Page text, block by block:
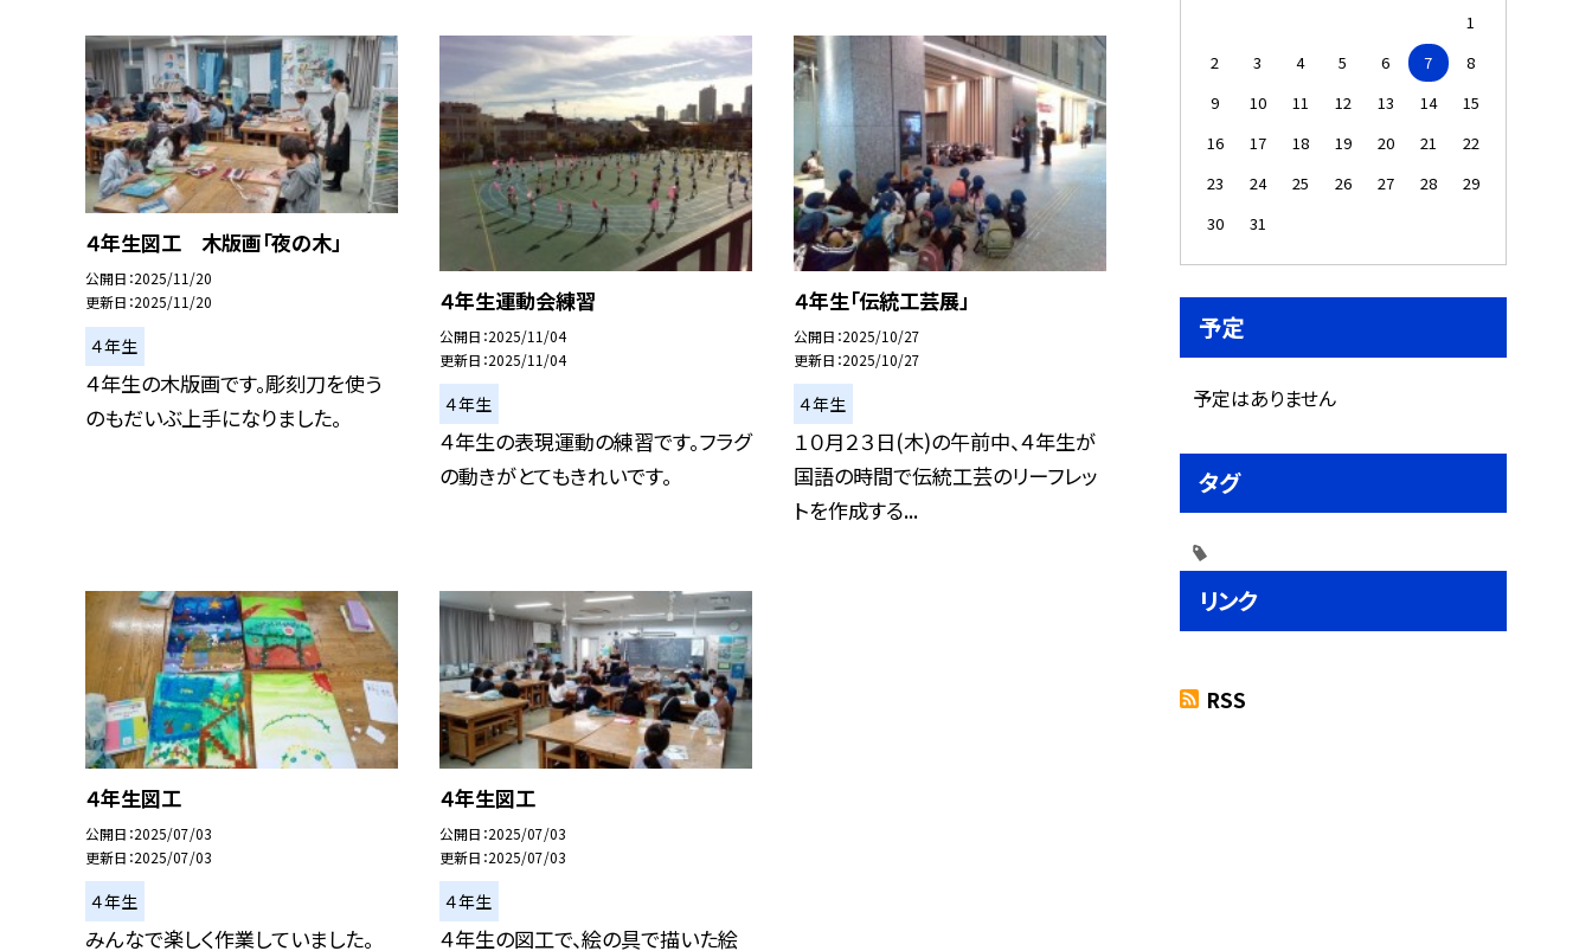
４年生図工 木版画「夜の木」
公開日 2025/11/20
更新日 2025/11/20
４年生
４年生の木版画です。彫刻刀を使う
のもだいぶ上手になりました。
４年生運動会練習
公開日 2025/11/04
更新日 2025/11/04
４年生
４年生の表現運動の練習です。フラグ
の動きがとてもきれいです。
４年生「伝統工芸展」
公開日 2025/10/27
更新日 2025/10/27
４年生
１０月２３日(木)の午前中、４年生が
国語の時間で伝統工芸のリーフレッ
トを作成する...
４年生図工
公開日 2025/07/03
更新日 2025/07/03
４年生
みんなで楽しく作業していました。
４年生図工
公開日 2025/07/03
更新日 2025/07/03
４年生
４年生の図工で、絵の具で描いた絵
1
2
3 4 5 6 7
8
9
10 11 12 13 14
15
16
17 18 19 20 21
22
23
24 25 26 27 28
29
30
31
予定
予定はありません
タグ
リンク
RSS